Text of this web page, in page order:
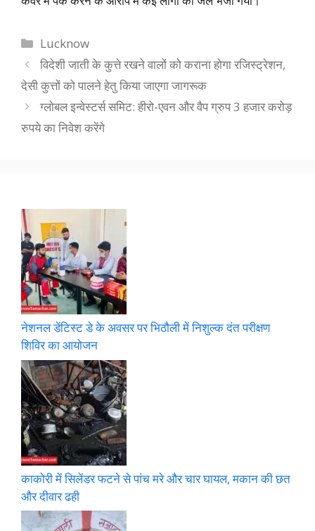
Categories
Lucknow
विदेशी जाती के कुत्ते रखने वालों को कराना होगा रजिस्ट्रेशन,
देसी कुत्तों को पालने हेतु किया जाएगा जागरूक
ग्लोबल इन्वेस्टर्स समिट: हीरो-एवन और वैप ग्रुप 3 हजार करोड़
रुपये का निवेश करेंगे
नेशनल डेंटिस्ट डे के अवसर पर भिठौली में निशुल्क दंत परीक्षण
शिविर का आयोजन
काकोरी में सिलेंडर फटने से पांच मरे और चार घायल, मकान की छत
और दीवार ढही